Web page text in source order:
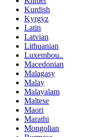
Kurdish
Kyrgyz
Latin
Latvian
Lithuanian
Luxembou..
Macedonian
Malagasy
Malay
Malayalam
Maltese
Maori
Marathi
Mongolian